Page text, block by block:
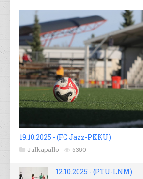
19.10.2025 - (FC Jazz-PKKU)
Jalkapallo 5350
12.10.2025 - (PTU-LNM)